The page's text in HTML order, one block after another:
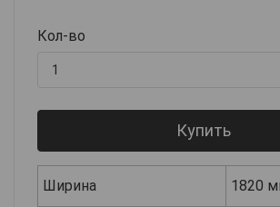
Кол-во
Купить
Ширина 1820